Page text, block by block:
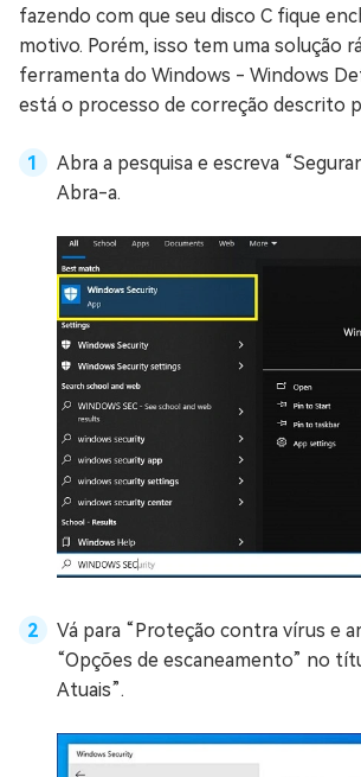
fazendo com que seu disco C fique
motivo. Porém, isso tem uma solução
ferramenta do Windows - Windows
está o processo de correção descrito
Abra a pesquisa e escreva
Abra-a.
Vá para “Proteção contra vírus e
“Opções de escaneamento” no
Atuais”.